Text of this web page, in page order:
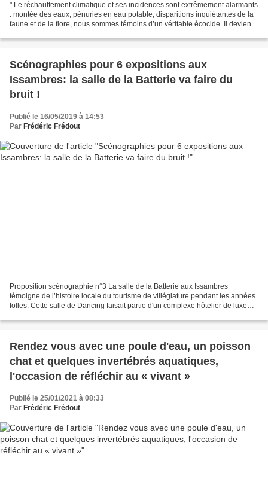
" Le réchauffement climatique et ses incidences sont extrêmement alarmants
: montée des eaux, pénuries en eau potable, disparitions inquiétantes de la
faune et de la flore, nous sommes témoins d’un véritable écocide. Il devient
Scénographies pour 6 expositions aux
Issambres: la salle de la Batterie va faire du
bruit !
Publié le 16/05/2019 à 14:53
Par Frédéric Frédout
Proposition scénographie n°3 La salle de la Batterie aux Issambres
témoigne de l’histoire locale du tourisme de villégiature pendant les années
folles. Cette salle de Dancing faisait partie d'un complexe hôtelier de luxe
Rendez vous avec une poule d'eau, un poisson
chat et quelques invertébrés aquatiques,
l'occasion de réfléchir au « vivant »
Publié le 25/01/2021 à 08:33
Par Frédéric Frédout